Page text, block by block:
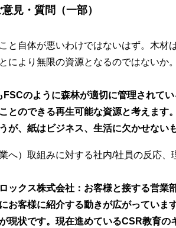
見・質問（一部）
と自体が悪いわけではないはず。木材
により無限の資源となるのではないか
のように森林が適切に管理されて
とのできる再生可能な資源と考えます
が、紙はビジネス、生活に欠かせない
業へ）取組みに対する社内/社員の反応、
ックス株式会社：お客様と接する営業
お客様に紹介する動きが広がっていま
現状です。現在進めているCSR教育の